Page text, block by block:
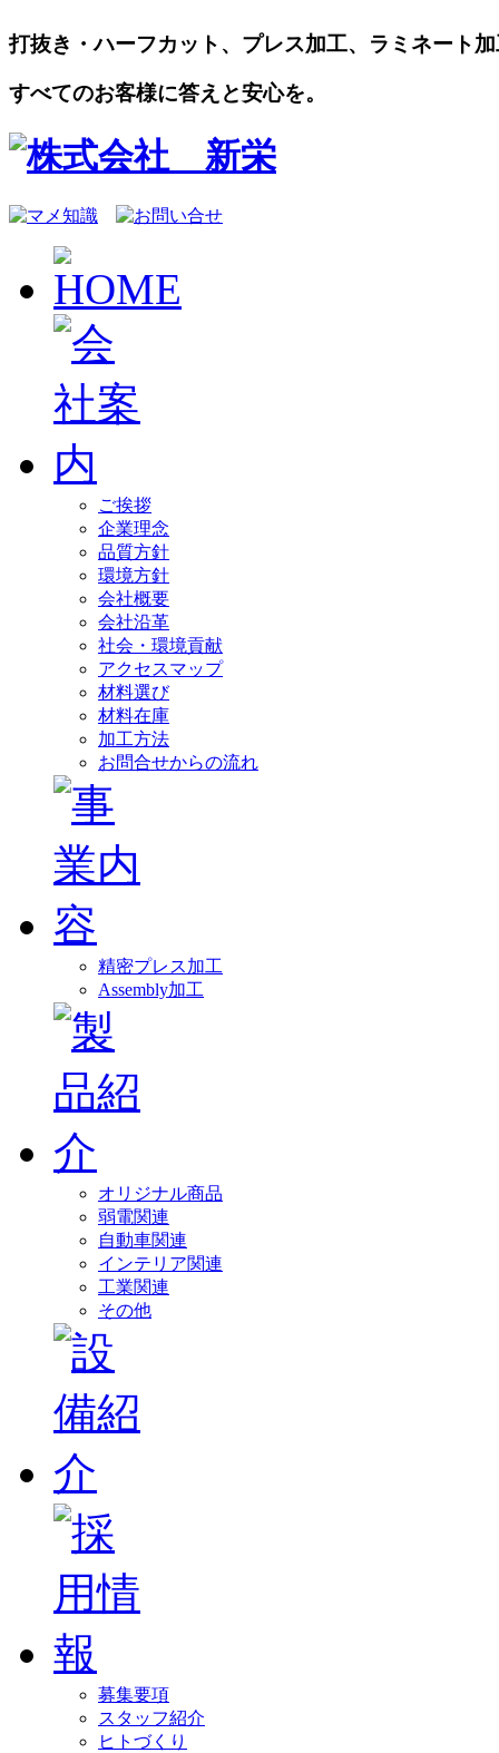
打抜き・ハーフカット、プレス加工、ラミネート
すべてのお客様に答えと安心を。
ご挨拶
企業理念
品質方針
環境方針
会社概要
会社沿革
社会・環境貢献
アクセスマップ
材料選び
材料在庫
加工方法
お問合せからの流れ
精密プレス加工
Assembly加工
オリジナル商品
弱電関連
自動車関連
インテリア関連
工業関連
その他
募集要項
スタッフ紹介
ヒトづくり